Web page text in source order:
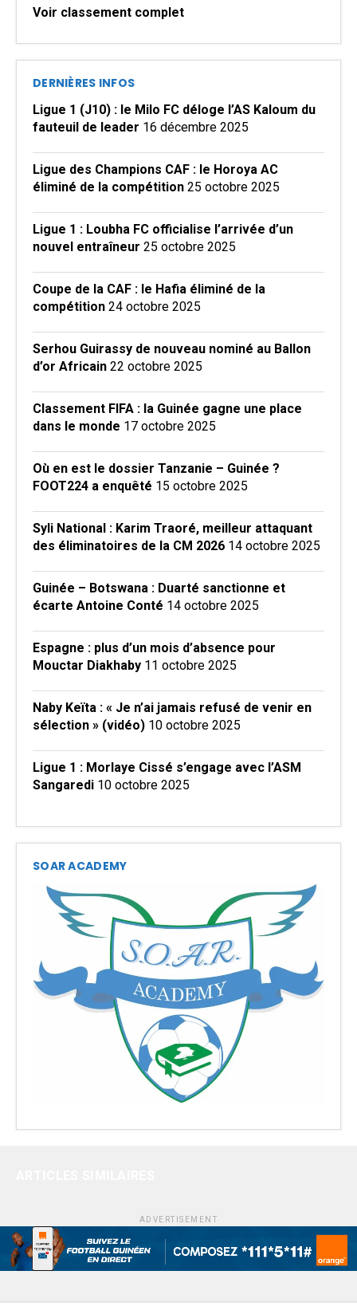
Voir classement complet
DERNIÈRES INFOS
Ligue 1 (J10) : le Milo FC déloge l’AS Kaloum du
fauteuil de leader 16 décembre 2025
Ligue des Champions CAF : le Horoya AC
éliminé de la compétition 25 octobre 2025
Ligue 1 : Loubha FC officialise l’arrivée d’un
nouvel entraîneur 25 octobre 2025
Coupe de la CAF : le Hafia éliminé de la
compétition 24 octobre 2025
Serhou Guirassy de nouveau nominé au Ballon
d’or Africain 22 octobre 2025
Classement FIFA : la Guinée gagne une place
dans le monde 17 octobre 2025
Où en est le dossier Tanzanie – Guinée ?
FOOT224 a enquêté 15 octobre 2025
Syli National : Karim Traoré, meilleur attaquant
des éliminatoires de la CM 2026 14 octobre 2025
Guinée – Botswana : Duarté sanctionne et
écarte Antoine Conté 14 octobre 2025
Espagne : plus d’un mois d’absence pour
Mouctar Diakhaby 11 octobre 2025
Naby Keïta : « Je n’ai jamais refusé de venir en
sélection » (vidéo) 10 octobre 2025
Ligue 1 : Morlaye Cissé s’engage avec l’ASM
Sangaredi 10 octobre 2025
SOAR ACADEMY
ADVERTISEMENT